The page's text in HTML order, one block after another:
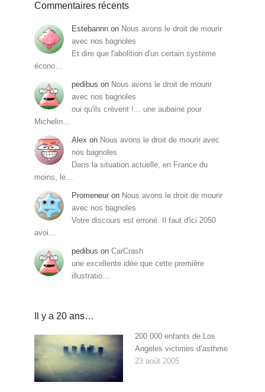
Commentaires récents
Estebannn on Nous avons le droit de mourir
avec nos bagnoles
Et dire que l'abolition d'un certain système
écono…
pedibus on Nous avons le droit de mourir
avec nos bagnoles
oui qu'ils crèvent !... une aubaine pour
Michelin…
Alex on Nous avons le droit de mourir avec
nos bagnoles
Dans la situation actuelle, en France du
moins, le…
Promeneur on Nous avons le droit de mourir
avec nos bagnoles
Votre discours est erroné. Il faut d'ici 2050
avoi…
pedibus on CarCrash
une excellente idée que cette première
illustratio…
Il y a 20 ans…
200.000 enfants de Los
Angeles victimes d’asthme
23 août 2005